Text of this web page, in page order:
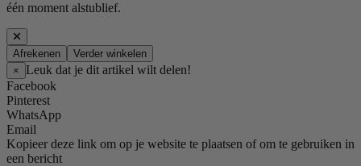
één moment alstublief.
Afrekenen
Verder winkelen
× Leuk dat je dit artikel wilt delen!
Facebook
Pinterest
WhatsApp
Email
Kopieer deze link om op je website te plaatsen of om te gebruiken in
een bericht